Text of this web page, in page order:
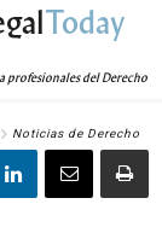
Today
profesionales del Derecho
Noticias de Derecho